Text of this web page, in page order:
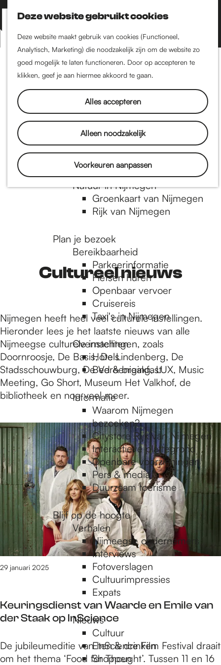
Deze website gebruikt cookies
Deze website maakt gebruik van cookies (Functioneel,
Analytisch, Marketing) die noodzakelijk zijn om de website zo
goed mogelijk te laten functioneren. Door op accepteren te
klikken, geef je aan hiermee akkoord te gaan.
Alles accepteren
Alleen noodzakelijk
Voorkeuren aanpassen
Z
o
e
k
e
K
a
a
r
t
M
e
n
Nijmegen-Nieuw-West
Dukenburg
Lindenholt
Historie
De oudste stad van
Nederland
Historische tijdlijn
Romeinse Limes
Vrede van Nijmegen
Penning
Natuur in Nijmegen
Groenkaart van Nijmegen
Rijk van Nijmegen
Plan je bezoek
Bereikbaarheid
Parkeerinformatie
Fietsen huren
Openbaar vervoer
Cruisereis
Taxi's in Nijmegen
Overnachten
Hotels
Bed & breakfast
Informatie
Waarom Nijmegen
bezoeken?
Citystore Rijk van Nijmegen
Interactieve plattegrond
Openbare voorzieningen
Pers & media
Duurzaam toerisme
Blijf op de hoogte
Verhalen
Nijmeegse ondernemers
Interviews
Fotoverslagen
Cultuurimpressies
Expats
Nieuws
Cultuur
Eten & drinken
Shoppen
Cultureel nieuws
Nijmegen heeft heel veel culturele instellingen.
Hieronder lees je het laatste nieuws van alle
Nijmeegse culturele instellingen, zoals
Doornroosje, De Basis, De Lindenberg, De
Stadsschouwburg, De Vereeniging, LUX, Music
Meeting, Go Short, Museum Het Valkhof, de
bibliotheek en nog veel meer.
1
9
6
t
/
m
n
0
9
e
s
Keuringsdienst van Waarde en Emile van
der Staak op InScience
29 januari 2025
K
e
De jubileumeditie van InScience Film Festival draait
om het thema ‘Food for Thought’. Tussen 11 en 16